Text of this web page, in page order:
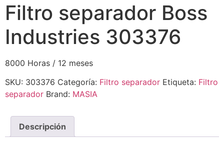
Filtro separador Boss
Industries 303376
8000 Horas / 12 meses
SKU: 303376 Categoría: Filtro separador Etiqueta: Filtro
separador Brand: MASIA
Descripción